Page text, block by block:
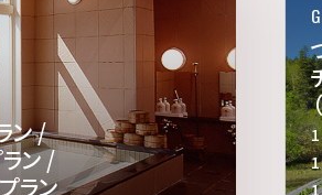
サーモグラフィで
の検温の実施
次亜塩素酸での
ン /
ン /
ラン